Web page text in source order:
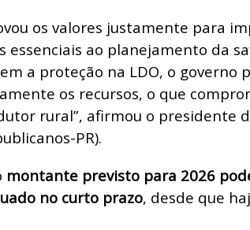
os valores justamente para
essenciais ao planejamento da
a proteção na LDO, o governo
os recursos, o que
rural”, afirmou o presidente
PR).
montante previsto para 2026
no curto prazo, desde que